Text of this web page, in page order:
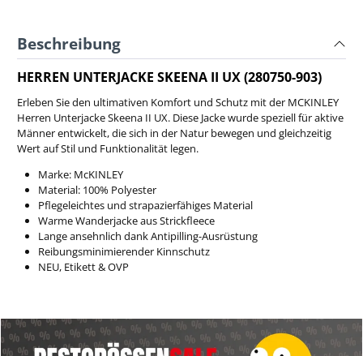
Beschreibung
HERREN UNTERJACKE SKEENA II UX (280750-903)
Erleben Sie den ultimativen Komfort und Schutz mit der MCKINLEY
Herren Unterjacke Skeena II UX. Diese Jacke wurde speziell für aktive
Männer entwickelt, die sich in der Natur bewegen und gleichzeitig
Wert auf Stil und Funktionalität legen.
Marke: McKINLEY
Material: 100% Polyester
Pflegeleichtes und strapazierfähiges Material
Warme Wanderjacke aus Strickfleece
Lange ansehnlich dank Antipilling-Ausrüstung
Reibungsminimierender Kinnschutz
NEU, Etikett & OVP